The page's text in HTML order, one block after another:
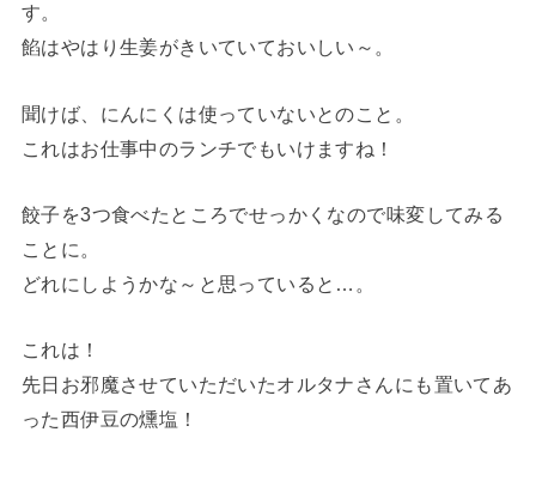
す。
餡はやはり生姜がきいていておいしい～。
聞けば、にんにくは使っていないとのこと。
これはお仕事中のランチでもいけますね！
餃子を3つ食べたところでせっかくなので味変してみる
ことに。
どれにしようかな～と思っていると…。
これは！
先日お邪魔させていただいたオルタナさんにも置いてあ
った西伊豆の燻塩！